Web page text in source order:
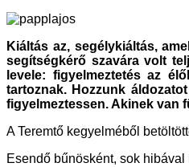
Kiáltás az, segélykiáltás,
segítségkérő szavára volt
levele: figyelmeztetés az
tartoznak. Hozzunk
figyelmeztessen. Akinek van
A Teremtő kegyelméből
Esendő bűnösként, sok